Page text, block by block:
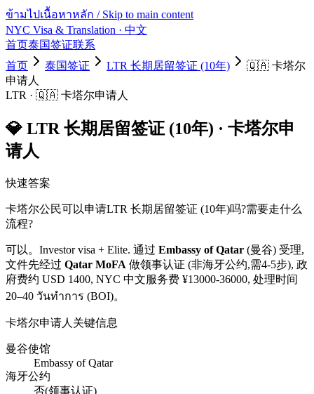
ข้ามไปเนื้อหาหลัก / Skip to main content
NYC Visa & Translation · 中文
首页泰国签证联系
首页
泰国签证 LTR 长期居留签证 (10年) 🇶🇦 卡塔尔
申请人
LTR · 🇶🇦 卡塔尔申请人
💎 LTR 长期居留签证 (10年) · 卡塔尔申
请人
快速答案
卡塔尔公民可以申请LTR 长期居留签证 (10年)吗?需要走什么
流程?
可以。 Investor visa + Elite. 通过 Embassy of Qatar (曼谷) 受理,
文件先经过 Qatar MoFA 做领事认证 (非海牙公约,需4-5步), 政
府费约 USD 1400, NYC 中文服务费 ¥13000-36000, 处理时间
20–40 วันทำการ (BOI)。
卡塔尔申请人关键信息
曼谷使馆
Embassy of Qatar
海牙公约
否(领事认证)